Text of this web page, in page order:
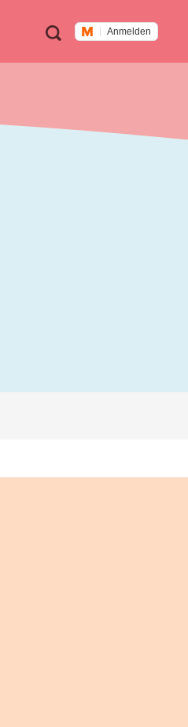
Meta
Navigation
Suche Anmelden